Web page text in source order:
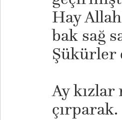
Hay
bak sağ
Şükürler
Ay
çırparak.